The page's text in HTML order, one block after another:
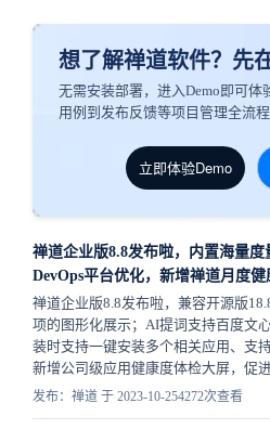
想了解禅道软件？先
无需安装部署，进入Demo即可体
用例到发布反馈等项目管理全流程
立即体验Demo
禅道企业版8.8发布啦，内置海量度
DevOps平台优化，新增禅道月度健
禅道企业版8.8发布啦，兼容开源版
项的图形化展示；AI提词支持百度文
装时支持一键安装多个相关应用、支
新增公司级应用健康度体检大屏，促
发布：禅道 于 2023-10-254272次查看